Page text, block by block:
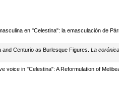
en "Celestina": la emasculación de
Centurio as Burlesque Figures. La corónica
voice in "Celestina": A Reformulation of